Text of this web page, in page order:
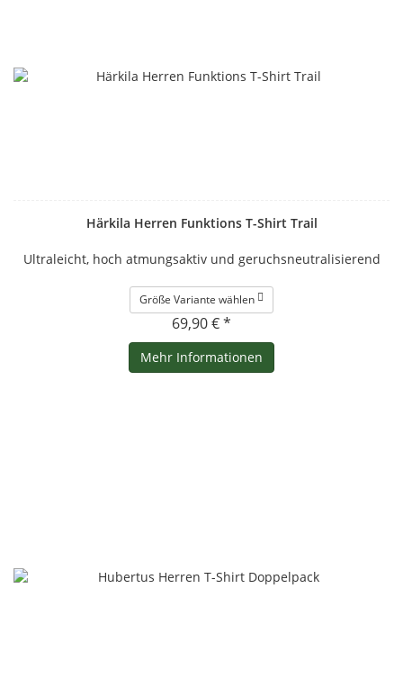
Härkila Herren Funktions T-Shirt Trail
Ultraleicht, hoch atmungsaktiv und geruchsneutralisierend
Größe Variante wählen
69,90 € *
Mehr Informationen